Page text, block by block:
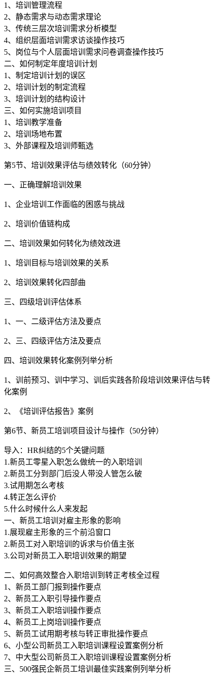
1、培训管理流程
2、静态需求与动态需求理论
3、传统三层次培训需求分析模型
4、组织层面培训需求访谈操作技巧
5、岗位与个人层面培训需求问卷调查操作技巧
二、如何制定年度培训计划
1、制定培训计划的误区
2、培训计划的制定流程
3、培训计划的结构设计
三、如何实施培训项目
1、培训教学准备
2、培训场地布置
3、外部课程及培训师甄选
第5节、培训效果评估与绩效转化（60分钟）
一、正确理解培训效果
1、企业培训工作面临的困惑与挑战
2、培训价值链构成
二、培训效果如何转化为绩效改进
1、培训目标与培训效果的关系
2、培训效果转化四部曲
三、四级培训评估体系
1、一、二级评估方法及要点
2、三、四级评估方法及要点
四、培训效果转化案例列举分析
1、训前预习、训中学习、训后实践各阶段培训效果评估与转
化案例
2、《培训评估报告》案例
第6节、新员工培训项目设计与操作（50分钟）
导入：HR纠结的5个关键问题
1.新员工零星入职怎么做统一的入职培训
2.新员工分到部门后没人带没人管怎么破
3.试用期怎么考核
4.转正怎么评价
5.什么时候什么人来发起
一、新员工培训对雇主形象的影响
1.展现雇主形象的三个前沿窗口
2.新员工对入职培训的诉求与价值主张
3.公司对新员工入职培训效果的期望
二、如何高效整合入职培训到转正考核全过程
1、新员工部门报到操作要点
2、新员工入职引导操作要点
3、新员工入职培训操作要点
4、新员工上岗培训操作要点
5、新员工试用期考核与转正审批操作要点
6、小型公司新员工入职培训课程设置案例分析
7、中大型公司新员工入职培训课程设置案例分析
三、500强民企新员工培训最佳实践案例列举分析